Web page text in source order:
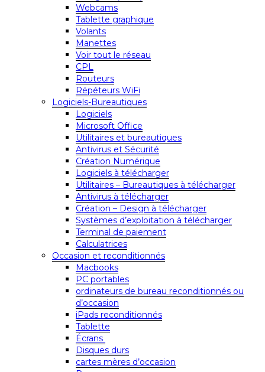
Webcams
Tablette graphique
Volants
Manettes
Voir tout le réseau
CPL
Routeurs
Répéteurs WiFi
Logiciels-Bureautiques
Logiciels
Microsoft Office
Utilitaires et bureautiques
Antivirus et Sécurité
Création Numérique
Logiciels à télécharger
Utilitaires – Bureautiques à télécharger
Antivirus à télécharger
Création – Design à télécharger
Systèmes d’exploitation à télécharger
Terminal de paiement
Calculatrices
Occasion et reconditionnés
Macbooks
PC portables
ordinateurs de bureau reconditionnés ou
d’occasion
iPads reconditionnés
Tablette
Écrans
Disques durs
cartes mères d’occasion